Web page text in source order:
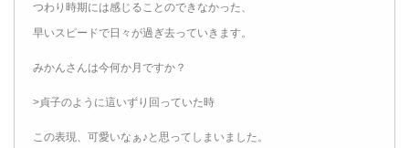
つわり時期には感じることのできなかった、
早いスピードで日々が過ぎ去っていきます。
みかんさんは今何か月ですか？
>貞子のように這いずり回っていた時
この表現、可愛いなぁ♪と思ってしまいました。